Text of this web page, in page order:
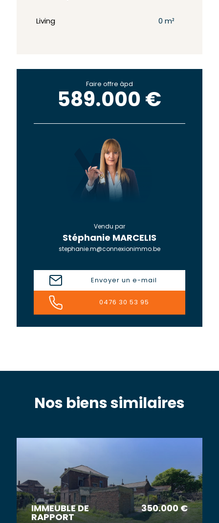
Living 0 m²
Faire offre àpd
589.000 €
Vendu par
Stéphanie MARCELIS
stephanie.m@connexionimmo.be
Envoyer un e-mail
0476 30 53 95
Nos biens similaires
IMMEUBLE DE
RAPPORT
350.000 €